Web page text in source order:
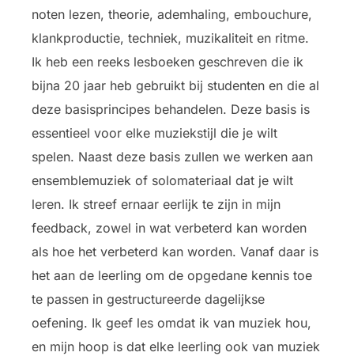
noten lezen, theorie, ademhaling, embouchure,
klankproductie, techniek, muzikaliteit en ritme.
Ik heb een reeks lesboeken geschreven die ik
bijna 20 jaar heb gebruikt bij studenten en die al
deze basisprincipes behandelen. Deze basis is
essentieel voor elke muziekstijl die je wilt
spelen. Naast deze basis zullen we werken aan
ensemblemuziek of solomateriaal dat je wilt
leren. Ik streef ernaar eerlijk te zijn in mijn
feedback, zowel in wat verbeterd kan worden
als hoe het verbeterd kan worden. Vanaf daar is
het aan de leerling om de opgedane kennis toe
te passen in gestructureerde dagelijkse
oefening. Ik geef les omdat ik van muziek hou,
en mijn hoop is dat elke leerling ook van muziek